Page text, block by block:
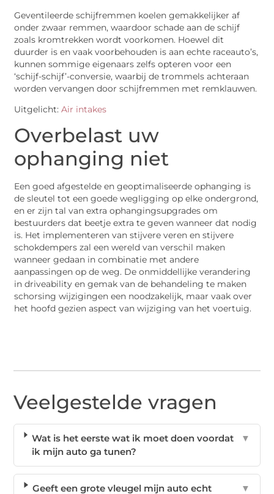
Geventileerde schijfremmen koelen gemakkelijker af
onder zwaar remmen, waardoor schade aan de schijf
zoals kromtrekken wordt voorkomen. Hoewel dit
duurder is en vaak voorbehouden is aan echte raceauto’s,
kunnen sommige eigenaars zelfs opteren voor een
‘schijf-schijf’-conversie, waarbij de trommels achteraan
worden vervangen door schijfremmen met remklauwen.
Uitgelicht:Air intakes
Overbelast uw
ophanging niet
Een goed afgestelde en geoptimaliseerde ophanging is
de sleutel tot een goede wegligging op elke ondergrond,
en er zijn tal van extra ophangingsupgrades om
bestuurders dat beetje extra te geven wanneer dat nodig
is. Het implementeren van stijvere veren en stijvere
schokdempers zal een wereld van verschil maken
wanneer gedaan in combinatie met andere
aanpassingen op de weg. De onmiddellijke verandering
in driveability en gemak van de behandeling te maken
schorsing wijzigingen een noodzakelijk, maar vaak over
het hoofd gezien aspect van wijziging van het voertuig.
Veelgestelde vragen
Wat is het eerste wat ik moet doen voordat
ik mijn auto ga tunen?
▼
Geeft een grote vleugel mijn auto echt ▼